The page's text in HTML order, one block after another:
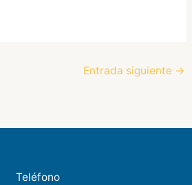
Entrada siguiente →
Teléfono